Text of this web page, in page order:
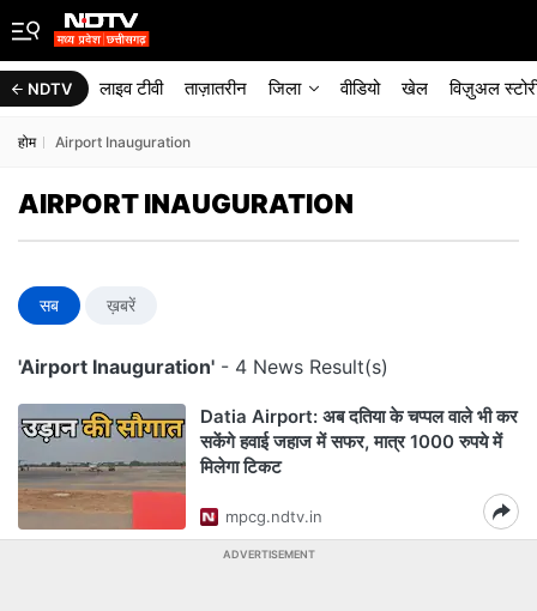
NDTV लाइव टीवी ताज़ातरीन जिला वीडियो खेल विज़ुअल
होम Airport Inauguration
AIRPORT INAUGURATION
सब ख़बरें
'Airport Inauguration' - 4 News Result(s)
Datia Airport: अब दतिया के चप्पल वाले भी कर
सकेंगे हवाई जहाज में सफर, मात्र 1000 रुपये में
मिलेगा टिकट
mpcg.ndtv.in
ADVERTISEMENT